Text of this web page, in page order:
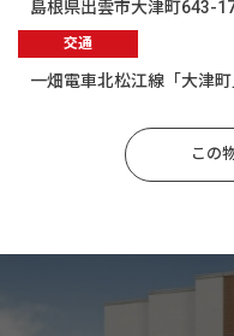
島根県出雲市大津町643-
交通
一畑電車北松江線「大津
この